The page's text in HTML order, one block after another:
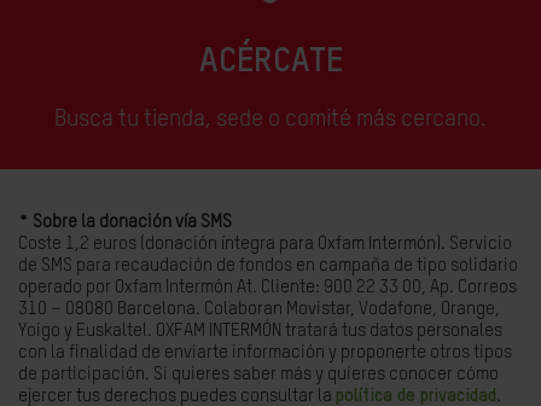
ACÉRCATE
Busca tu tienda, sede o comité más cercano.
* Sobre la donación vía SMS
Coste 1,2 euros (donación íntegra para Oxfam Intermón). Servicio
de SMS para recaudación de fondos en campaña de tipo solidario
operado por Oxfam Intermón At. Cliente: 900 22 33 00, Ap. Correos
310 – 08080 Barcelona. Colaboran Movistar, Vodafone, Orange,
Yoigo y Euskaltel. OXFAM INTERMÓN tratará tus datos personales
con la finalidad de enviarte información y proponerte otros tipos
de participación. Si quieres saber más y quieres conocer cómo
ejercer tus derechos puedes consultar la política de privacidad .